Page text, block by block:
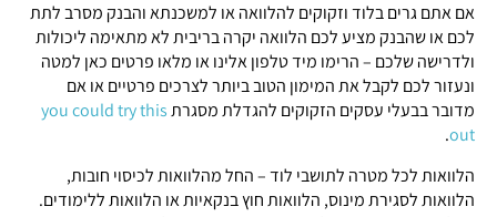
אם אתם גרים בלוד וזקוקים להלוואה או למשכנתא והבנק מסרב לתת
לכם או שהבנק מציע לכם הלוואה יקרה בריבית לא מתאימה ליכולות
ולדרישה שלכם – הרימו מיד טלפון אלינו או מלאו פרטים כאן למטה
ונעזור לכם לקבל את המימון הטוב ביותר לצרכים פרטיים או אם
מדובר בבעלי עסקים הזקוקים להגדלת מסגרתyou could try this
out
.
הלוואות לכל מטרה לתושבי לוד – החל מהלוואות לכיסוי חובות,
הלוואות לסגירת מינוס, הלוואות חוץ בנקאיות או הלוואות ללימודים.